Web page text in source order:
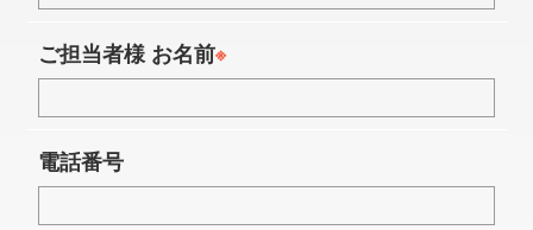
ご担当者様 お名前※
電話番号